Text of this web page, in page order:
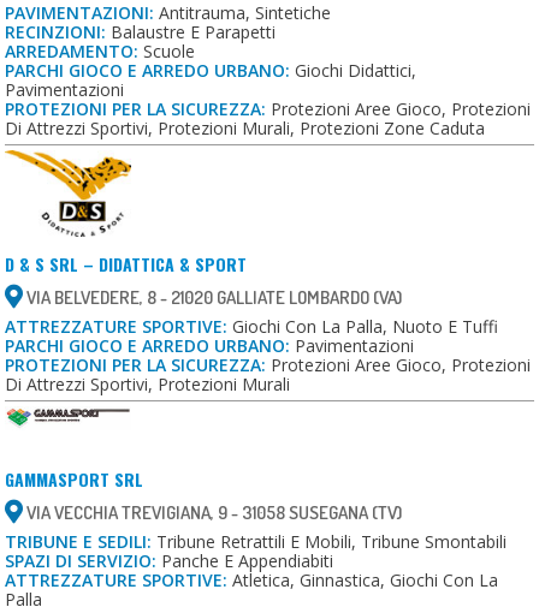
PAVIMENTAZIONI: Antitrauma, Sintetiche
RECINZIONI: Balaustre E Parapetti
ARREDAMENTO: Scuole
PARCHI GIOCO E ARREDO URBANO: Giochi Didattici,
Pavimentazioni
PROTEZIONI PER LA SICUREZZA: Protezioni Aree Gioco, Protezioni
Di Attrezzi Sportivi, Protezioni Murali, Protezioni Zone Caduta
D & S SRL – DIDATTICA & SPORT
VIA BELVEDERE, 8 - 21020 GALLIATE LOMBARDO (VA)
ATTREZZATURE SPORTIVE: Giochi Con La Palla, Nuoto E Tuffi
PARCHI GIOCO E ARREDO URBANO: Pavimentazioni
PROTEZIONI PER LA SICUREZZA: Protezioni Aree Gioco, Protezioni
Di Attrezzi Sportivi, Protezioni Murali
GAMMASPORT SRL
VIA VECCHIA TREVIGIANA, 9 - 31058 SUSEGANA (TV)
TRIBUNE E SEDILI: Tribune Retrattili E Mobili, Tribune Smontabili
SPAZI DI SERVIZIO: Panche E Appendiabiti
ATTREZZATURE SPORTIVE: Atletica, Ginnastica, Giochi Con La
Palla